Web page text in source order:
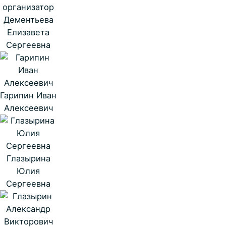
Дементьева
Елизавета
Сергеевна
Гарипин Иван
Алексеевич
Глазырина
Юлия
Сергеевна